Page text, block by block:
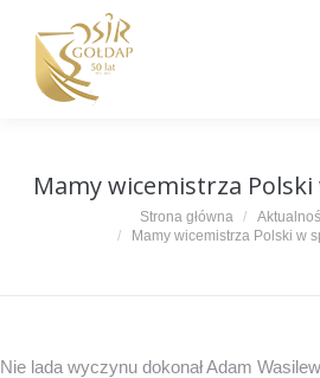
Mamy wicemistrza
Strona główna
Mamy wicemistrza Polski w
Nie lada wyczynu dokonał Adam